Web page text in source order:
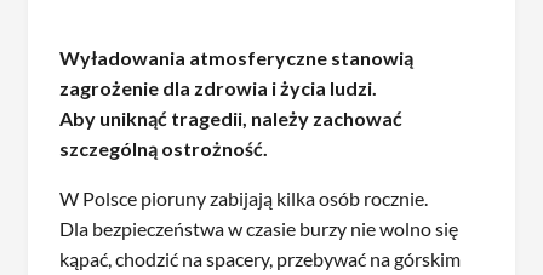
Wyładowania atmosferyczne stanowią
zagrożenie dla zdrowia i życia ludzi.
Aby uniknąć tragedii, należy zachować
szczególną ostrożność.
W Polsce pioruny zabijają kilka osób rocznie.
Dla bezpieczeństwa w czasie burzy nie wolno się
kąpać, chodzić na spacery, przebywać na górskim